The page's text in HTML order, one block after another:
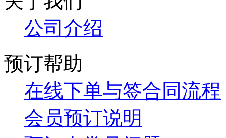
公司 介绍
预订帮助
在线下单与签合同流程
会员预订说明